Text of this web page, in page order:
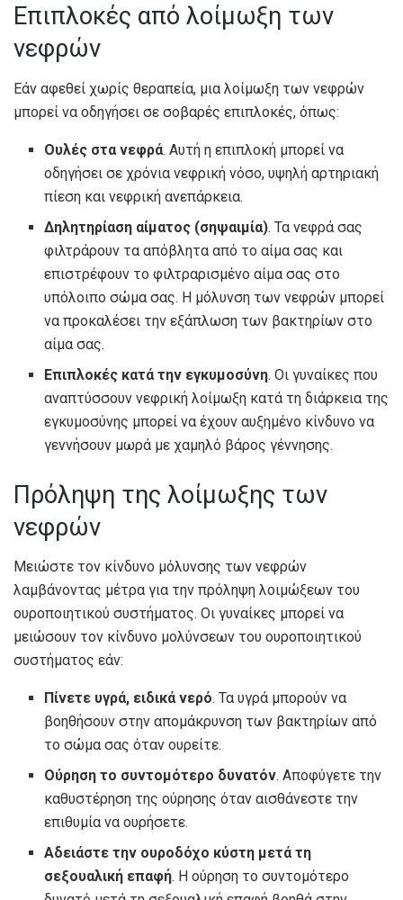
Επιπλοκές από λοίμωξη των
νεφρών
Εάν αφεθεί χωρίς θεραπεία, μια λοίμωξη των νεφρών
μπορεί να οδηγήσει σε σοβαρές επιπλοκές, όπως:
Ουλές στα νεφρά. Αυτή η επιπλοκή μπορεί να
οδηγήσει σε χρόνια νεφρική νόσο, υψηλή αρτηριακή
πίεση και νεφρική ανεπάρκεια.
Δηλητηρίαση αίματος (σηψαιμία). Τα νεφρά σας
φιλτράρουν τα απόβλητα από το αίμα σας και
επιστρέφουν το φιλτραρισμένο αίμα σας στο
υπόλοιπο σώμα σας. Η μόλυνση των νεφρών μπορεί
να προκαλέσει την εξάπλωση των βακτηρίων στο
αίμα σας.
Επιπλοκές κατά την εγκυμοσύνη. Οι γυναίκες που
αναπτύσσουν νεφρική λοίμωξη κατά τη διάρκεια της
εγκυμοσύνης μπορεί να έχουν αυξημένο κίνδυνο να
γεννήσουν μωρά με χαμηλό βάρος γέννησης.
Πρόληψη της λοίμωξης των
νεφρών
Μειώστε τον κίνδυνο μόλυνσης των νεφρών
λαμβάνοντας μέτρα για την πρόληψη λοιμώξεων του
ουροποιητικού συστήματος. Οι γυναίκες μπορεί να
μειώσουν τον κίνδυνο μολύνσεων του ουροποιητικού
συστήματος εάν:
Πίνετε υγρά, ειδικά νερό. Τα υγρά μπορούν να
βοηθήσουν στην απομάκρυνση των βακτηρίων από
το σώμα σας όταν ουρείτε.
Ούρηση το συντομότερο δυνατόν. Αποφύγετε την
καθυστέρηση της ούρησης όταν αισθάνεστε την
επιθυμία να ουρήσετε.
Αδειάστε την ουροδόχο κύστη μετά τη
σεξουαλική επαφή. Η ούρηση το συντομότερο